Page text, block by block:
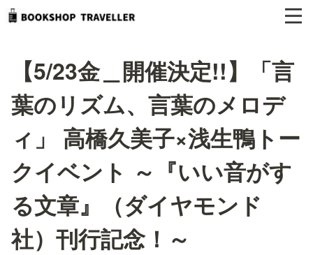
【5/23金＿開催決定!!】「言
葉のリズム、言葉のメロデ
ィ」 高橋久美子×浅生鴨トー
クイベント ～『いい音がす
る文章』（ダイヤモンド
社）刊行記念！～